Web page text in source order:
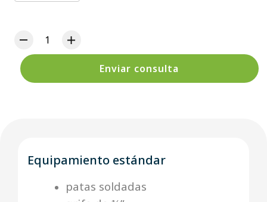
Enviar consulta
Equipamiento estándar
patas soldadas